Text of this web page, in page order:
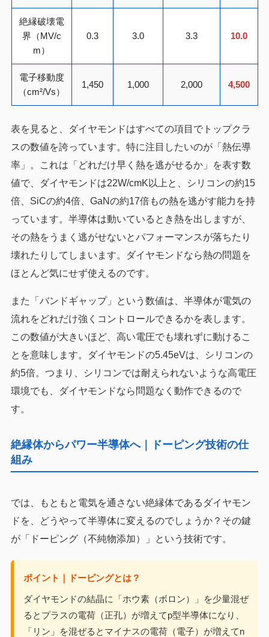
絶縁破壊電
界（MV/c
m）
0.3 3.0 3.3 10.0
電子移動度
（cm²/Vs）
1,450 1,000 2,000 4,500
表を見ると、ダイヤモンドはすべての項目でトップクラ
スの数値を誇っています。特に注目したいのが「熱伝導
率」。これは「どれだけ早く熱を逃がせるか」を表す数
値で、ダイヤモンドは22W/cmK以上と、シリコンの約15
倍、SiCの約4倍、GaNの約17倍もの熱を逃がす能力を持
っています。半導体は動いているとき熱を出しますが、
その熱をうまく逃がせないとパフォーマンスが落ちたり
壊れたりしてしまいます。ダイヤモンドなら熱の問題を
ほとんど気にせず使えるのです。
また「バンドギャップ」という数値は、半導体が電気の
流れをどれだけ強くコントロールできるかを表します。
この数値が大きいほど、高い電圧でも壊れずに動けるこ
とを意味します。ダイヤモンドの5.45eVは、シリコンの
約5倍。つまり、シリコンでは耐えられないような高電圧
環境でも、ダイヤモンドなら問題なく動作できるので
す。
絶縁体からパワー半導体へ｜ドーピング技術の仕
組み
では、もともと電気を通さない絶縁体であるダイヤモン
ドを、どうやって半導体に変えるのでしょうか？その鍵
が「ドーピング（不純物添加）」という技術です。
ポイント｜ドーピングとは？
ダイヤモンドの結晶に「ホウ素（ボロン）」を少量混ぜ
るとプラスの電荷（正孔）が増えてp型半導体になり、
「リン」を混ぜるとマイナスの電荷（電子）が増えてn